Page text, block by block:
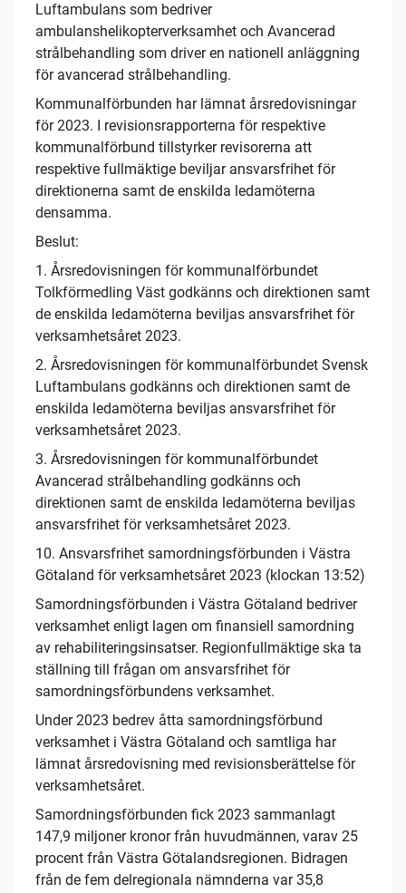
Luftambulans som bedriver
ambulanshelikopterverksamhet och Avancerad
strålbehandling som driver en nationell anläggning
för avancerad strålbehandling.
Kommunalförbunden har lämnat årsredovisningar
för 2023. I revisionsrapporterna för respektive
kommunalförbund tillstyrker revisorerna att
respektive fullmäktige beviljar ansvarsfrihet för
direktionerna samt de enskilda ledamöterna
densamma.
Beslut:
1. Årsredovisningen för kommunalförbundet
Tolkförmedling Väst godkänns och direktionen samt
de enskilda ledamöterna beviljas ansvarsfrihet för
verksamhetsåret 2023.
2. Årsredovisningen för kommunalförbundet Svensk
Luftambulans godkänns och direktionen samt de
enskilda ledamöterna beviljas ansvarsfrihet för
verksamhetsåret 2023.
3. Årsredovisningen för kommunalförbundet
Avancerad strålbehandling godkänns och
direktionen samt de enskilda ledamöterna beviljas
ansvarsfrihet för verksamhetsåret 2023.
10. Ansvarsfrihet samordningsförbunden i Västra
Götaland för verksamhetsåret 2023 (klockan 13:52)
Samordningsförbunden i Västra Götaland bedriver
verksamhet enligt lagen om finansiell samordning
av rehabiliteringsinsatser. Regionfullmäktige ska ta
ställning till frågan om ansvarsfrihet för
samordningsförbundens verksamhet.
Under 2023 bedrev åtta samordningsförbund
verksamhet i Västra Götaland och samtliga har
lämnat årsredovisning med revisionsberättelse för
verksamhetsåret.
Samordningsförbunden fick 2023 sammanlagt
147,9 miljoner kronor från huvudmännen, varav 25
procent från Västra Götalandsregionen. Bidragen
från de fem delregionala nämnderna var 35,8